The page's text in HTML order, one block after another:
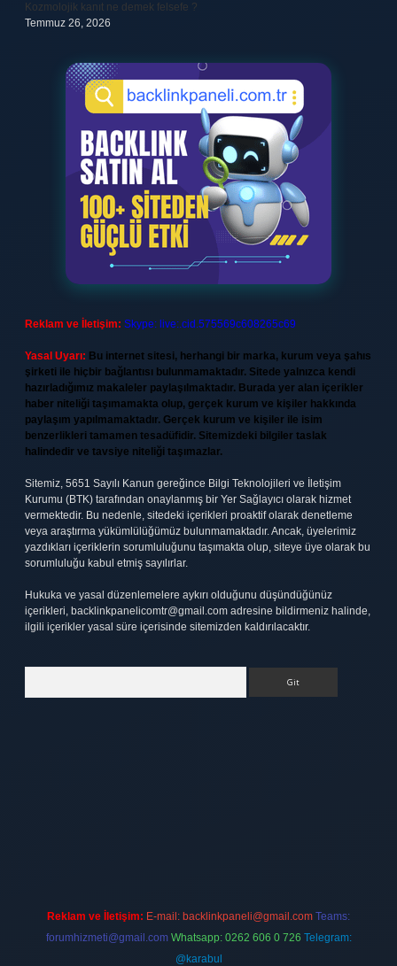
Kozmolojik kanıt ne demek felsefe ?
Temmuz 26, 2026
Reklam ve İletişim: Skype: live:.cid.575569c608265c69
Yasal Uyarı: Bu internet sitesi, herhangi bir marka, kurum veya şahıs
şirketi ile hiçbir bağlantısı bulunmamaktadır. Sitede yalnızca kendi
hazırladığımız makaleler paylaşılmaktadır. Burada yer alan içerikler
haber niteliği taşımamakta olup, gerçek kurum ve kişiler hakkında
paylaşım yapılmamaktadır. Gerçek kurum ve kişiler ile isim
benzerlikleri tamamen tesadüfidir. Sitemizdeki bilgiler taslak
halindedir ve tavsiye niteliği taşımazlar.
Sitemiz, 5651 Sayılı Kanun gereğince Bilgi Teknolojileri ve İletişim
Kurumu (BTK) tarafından onaylanmış bir Yer Sağlayıcı olarak hizmet
vermektedir. Bu nedenle, sitedeki içerikleri proaktif olarak denetleme
veya araştırma yükümlülüğümüz bulunmamaktadır. Ancak, üyelerimiz
yazdıkları içeriklerin sorumluluğunu taşımakta olup, siteye üye olarak bu
sorumluluğu kabul etmiş sayılırlar.
Hukuka ve yasal düzenlemelere aykırı olduğunu düşündüğünüz
içerikleri, backlinkpanelicomtr@gmail.com adresine bildirmeniz halinde,
ilgili içerikler yasal süre içerisinde sitemizden kaldırılacaktır.
Reklam ve İletişim: E-mail: backlinkpaneli@gmail.com Teams:
forumhizmeti@gmail.com Whatsapp: 0262 606 0 726 Telegram:
@karabul